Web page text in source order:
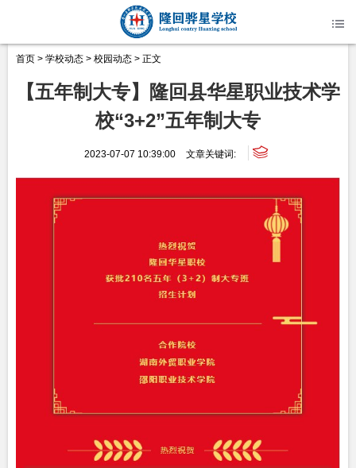
首页 > 学校动态 > 校园动态 > 正文
【五年制大专】隆回县华星职业技术学
校“3+2”五年制大专
2023-07-07 10:39:00 文章关键词: